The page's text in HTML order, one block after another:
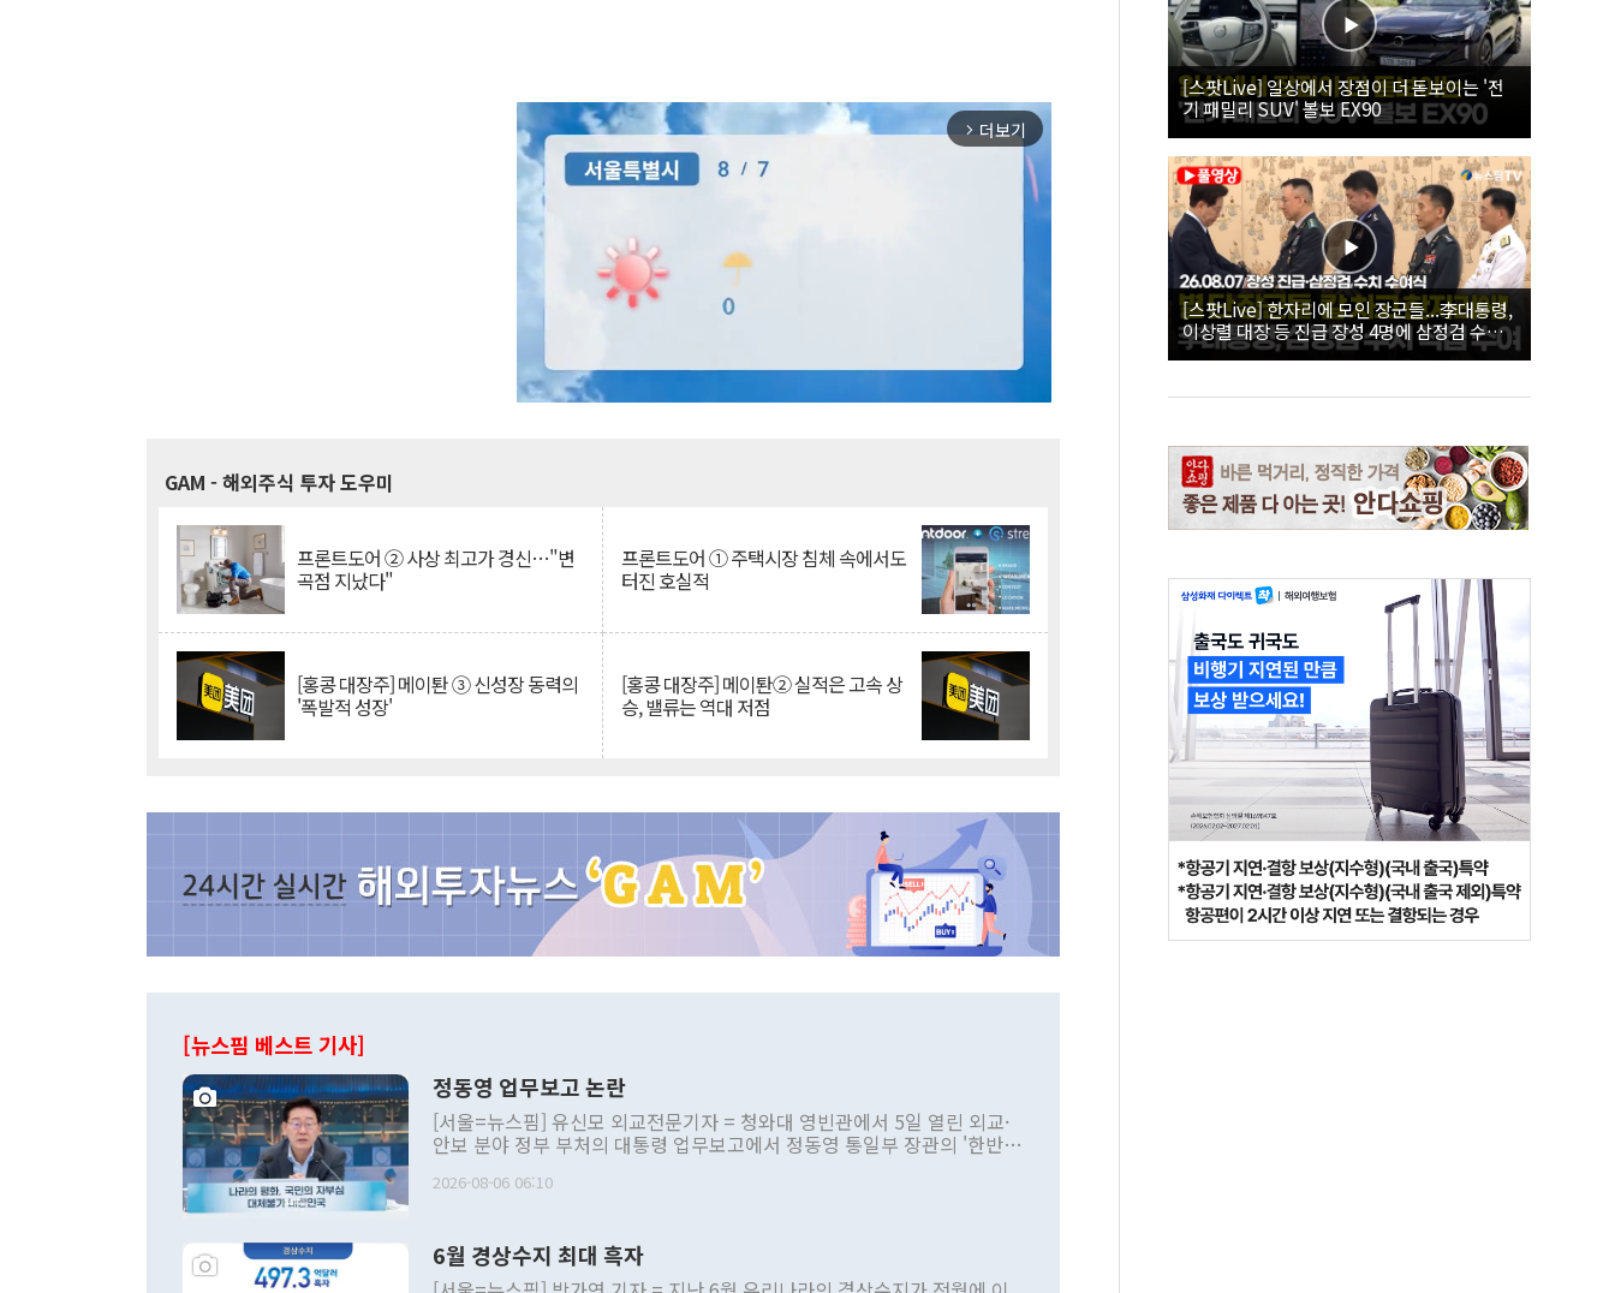
arrow_forward_ios 더보기
GAM - 해외주식 투자 도우미
프론트도어 ② 사상 최고가 경신…"변
곡점 지났다"
프론트도어 ① 주택시장 침체 속에서도
터진 호실적
[홍콩 대장주] 메이퇀 ③ 신성장 동력의
'폭발적 성장'
[홍콩 대장주] 메이퇀② 실적은 고속 상
승, 밸류는 역대 저점
[뉴스핌 베스트 기사]
정동영 업무보고 논란
[서울=뉴스핌] 유신모 외교전문기자 = 청와대 영빈관에서 5일 열린 외교·
안보 분야 정부 부처의 대통령 업무보고에서 정동영 통일부 장관의 '한반도
발언 중에는 정부 내 조율을 거치지 않은 사안을 정책으로 추진하겠다고 공
주의적 희망에 근거한 비현실적 구상'이라는 비판을 내놨다. 그동안 정 장
관의 대북 정책 관련 발언이 물의를 빚은 적은 여러 번 있지만 대통령과 유
2026-08-06 06:10
6월 경상수지 최대 흑자
[스팟Live] 일상에서 장점이 더 돋보이는 '전
기 패밀리 SUV' 볼보 EX90
[스팟Live] 한자리에 모인 장군들...李대통령,
이상렬 대장 등 진급 장성 4명에 삼정검 수치
직접 수여｜26.08.07 장성 진급·삼정검 수치